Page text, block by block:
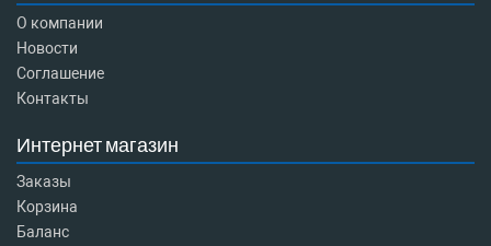
О компании
Новости
Соглашение
Контакты
Интернет магазин
Заказы
Корзина
Баланс